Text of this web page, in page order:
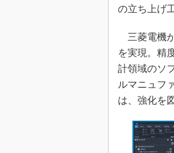
の立ち上げ
三菱電機
を実現。精
計領域のソ
ルマニュフ
は、強化を